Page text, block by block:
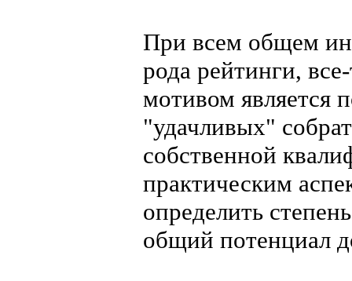
При всем общем
рода рейтинги,
мотивом является
"удачливых"
собственной
практическим
определить
общий потенциал